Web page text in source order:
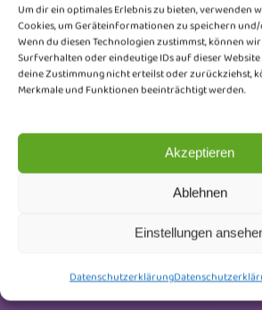
Um dir ein optimales Erlebnis zu bieten, verwenden
Cookies, um Geräteinformationen zu speichern
Wenn du diesen Technologien zustimmst, können
Surfverhalten oder eindeutige IDs auf dieser
deine Zustimmung nicht erteilst oder zurückziehst,
Merkmale und Funktionen beeinträchtigt werden.
Akzeptieren
Ablehnen
Einstellungen
Datenschutzerklärung
Newsletter
Trag dich ein und erhalte
unsere Honeybears,
Keine Werbung, nur liebevoll
Abmelden kannst du dich